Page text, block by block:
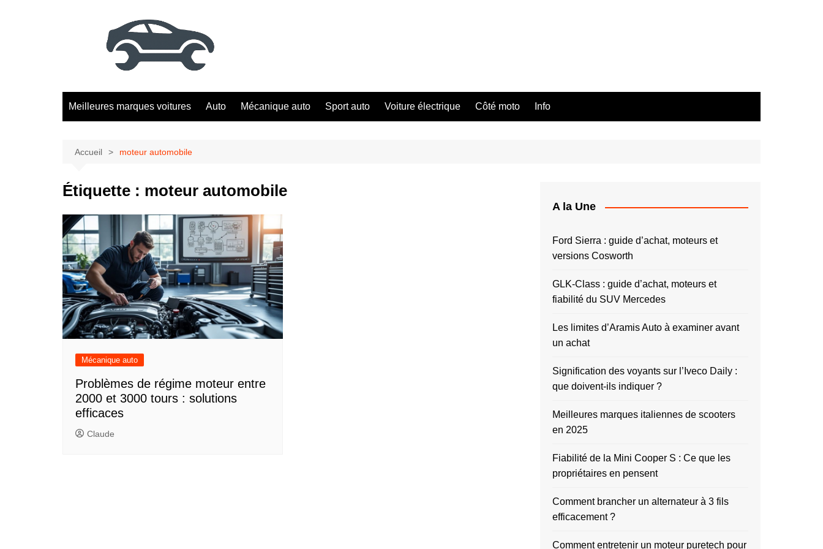
Meilleures marques voitures Auto Mécanique auto Sport auto Voiture électrique Côté moto Info
Accueil moteur automobile
Étiquette : moteur automobile
Mécanique auto
Problèmes de régime moteur entre
2000 et 3000 tours : solutions
efficaces
Claude
A la Une
Ford Sierra : guide d’achat, moteurs et
versions Cosworth
GLK-Class : guide d’achat, moteurs et
fiabilité du SUV Mercedes
Les limites d’Aramis Auto à examiner avant
un achat
Signification des voyants sur l’Iveco Daily :
que doivent-ils indiquer ?
Meilleures marques italiennes de scooters
en 2025
Fiabilité de la Mini Cooper S : Ce que les
propriétaires en pensent
Comment brancher un alternateur à 3 fils
efficacement ?
Comment entretenir un moteur puretech pour